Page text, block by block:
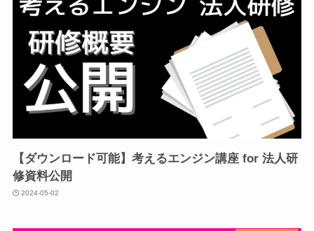
【ダウンロード可能】考えるエンジン講座 for 法人研
修資料公開
2024-05-02